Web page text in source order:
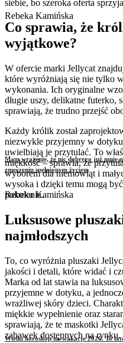
Rebeka Kamińska
Mam wrażenie, że nic dobrego już mnie
zmęczeniu spełnionym życiem
Rebeka Kamińska
Wielki horoskop na wakacje 2026. To
siebie, bo szeroka oferta
Co sprawia, że
wyjątkowe?
W ofercie marki Jellycat
które wyróżniają się nie tylko
wykonania. Ich oryginalne
długie uszy, delikatne futerko,
sprawiają, że trudno przejść
Każdy królik został
niezwykle przyjemny w dotyku
uwielbiają je przytulać. To
miękkość – sprawia, że
wyborem dla niemowląt i
wysoka i dzięki temu mogą
pokolenie.
Luksusowe
najmłodszych
To, co wyróżnia pluszaki
jakości i detali, które widać i
Marka od lat stawia na
przyjemne w dotyku, a
wrażliwej skóry dzieci.
miękkie wypełnienie oraz
sprawiają, że te maskotki
zabawek dostępnych na rynku.